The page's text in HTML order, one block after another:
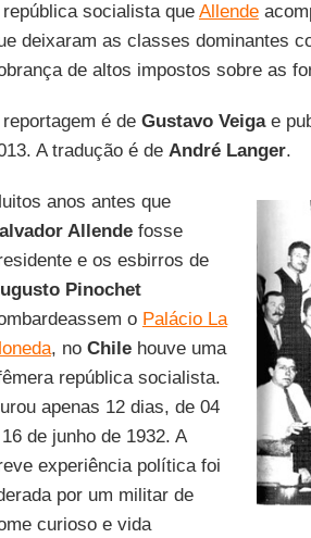
república socialista que Allende
deixaram as classes dominantes
de altos impostos sobre as
reportagem é de Gustavo Veigae
A tradução é de André Langer.
anos antes que
Allendefosse
e os esbirros de
Pinochet
o Palácio La
, no Chilehouve uma
república socialista.
apenas 12 dias, de 04
de junho de 1932. A
experiência política foi
por um militar de
curioso e vida